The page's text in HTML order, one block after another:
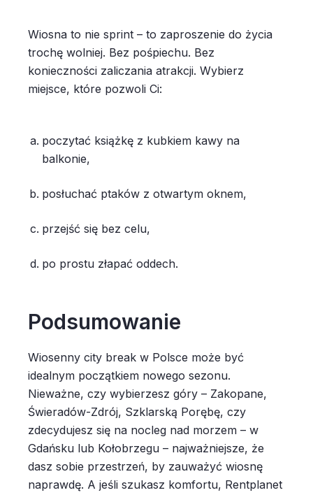
Wiosna to nie sprint – to zaproszenie do życia
trochę wolniej. Bez pośpiechu. Bez
konieczności zaliczania atrakcji. Wybierz
miejsce, które pozwoli Ci:
poczytać książkę z kubkiem kawy na
balkonie,
posłuchać ptaków z otwartym oknem,
przejść się bez celu,
po prostu złapać oddech.
Podsumowanie
Wiosenny city break w Polsce może być
idealnym początkiem nowego sezonu.
Nieważne, czy wybierzesz góry – Zakopane,
Świeradów-Zdrój, Szklarską Porębę, czy
zdecydujesz się na nocleg nad morzem – w
Gdańsku lub Kołobrzegu – najważniejsze, że
dasz sobie przestrzeń, by zauważyć wiosnę
naprawdę. A jeśli szukasz komfortu, Rentplanet